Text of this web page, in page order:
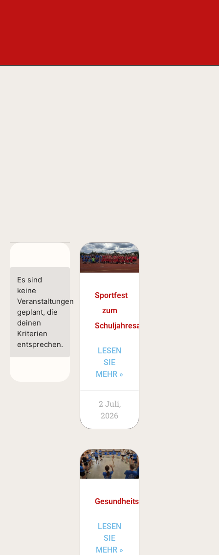
Es sind
keine
Veranstaltungen
geplant, die
deinen
Kriterien
entsprechen.
Sportfest
zum
Schuljahresabschluss
LESEN
SIE
MEHR »
2 Juli,
2026
Gesundheitstage
LESEN
SIE
MEHR »